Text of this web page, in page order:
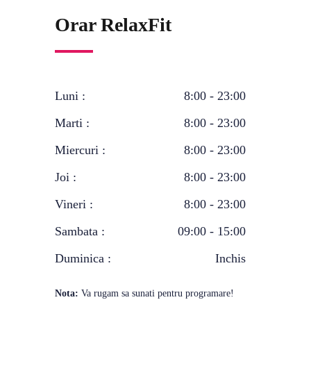
Orar RelaxFit
Luni :
8:00 - 23:00
Marti :
8:00 - 23:00
Miercuri :
8:00 - 23:00
Joi :
8:00 - 23:00
Vineri :
8:00 - 23:00
Sambata :
09:00 - 15:00
Duminica :
Inchis
Nota: Va rugam sa sunati pentru programare!